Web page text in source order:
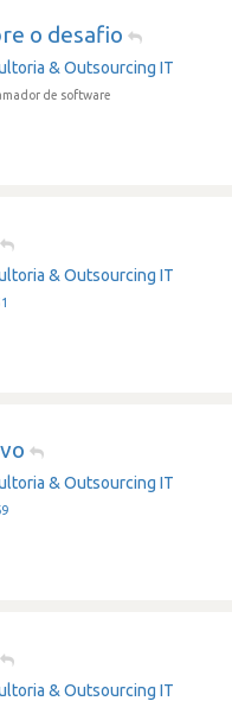
o desafio
& Outsourcing IT
de software
& Outsourcing IT
& Outsourcing IT
& Outsourcing IT